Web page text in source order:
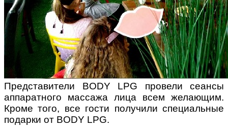
Представители BODY LPG провели сеансы
аппаратного массажа лица всем желающим.
Кроме того, все гости получили специальные
подарки от BODY LPG.